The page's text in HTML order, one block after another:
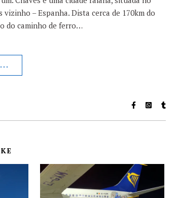
– Espanha. Dista cerca de 170km do
do caminho de ferro…